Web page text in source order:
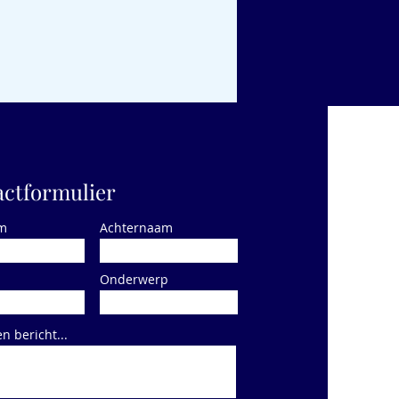
Achternaam
Onderwerp
bericht...